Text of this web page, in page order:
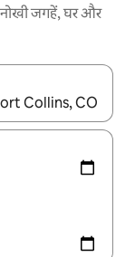
जगहें, घर और
इस्तेमाल करके नेविगेट